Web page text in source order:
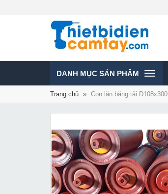
TOGGLE
NAVIGATION
DANH MỤC SẢN PHÂM
Trang chủ » Con lăn băng tải D108x300